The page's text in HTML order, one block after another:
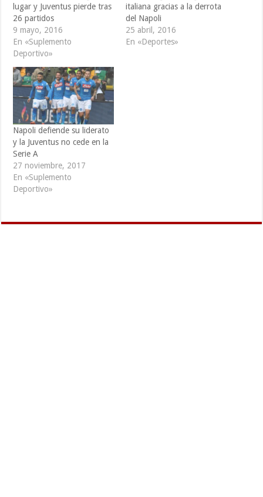
lugar y Juventus pierde tras
26 partidos
9 mayo, 2016
En «Suplemento
Deportivo»
italiana gracias a la derrota
del Napoli
25 abril, 2016
En «Deportes»
Napoli defiende su liderato
y la Juventus no cede en la
Serie A
27 noviembre, 2017
En «Suplemento
Deportivo»